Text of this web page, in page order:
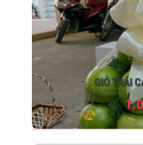
GIỎ TRÁI